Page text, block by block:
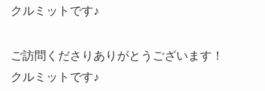
クルミットです♪
ご訪問くださりありがとうございます！
クルミットです♪